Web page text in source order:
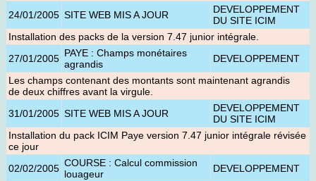
24/01/2005 SITE WEB MIS A JOUR
DEVELOPPEMENT
DU SITE ICIM
Installation des packs de la version 7.47 junior intégrale.
27/01/2005 PAYE : Champs monétaires
agrandis
DEVELOPPEMENT
Les champs contenant des montants sont maintenant agrandis
de deux chiffres avant la virgule.
31/01/2005 SITE WEB MIS A JOUR
DEVELOPPEMENT
DU SITE ICIM
Installation du pack ICIM Paye version 7.47 junior intégrale révisée
ce jour
02/02/2005 COURSE : Calcul commission
louageur
DEVELOPPEMENT